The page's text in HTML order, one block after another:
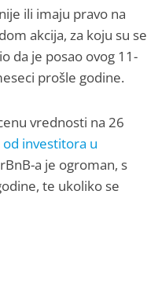
ili imaju pravo na
akcija, za koju su se
da je posao ovog 11-
prošle godine.
vrednosti na 26
investitora u
a je ogroman, s
te ukoliko se